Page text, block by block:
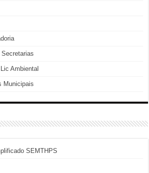
Ambiental
Municipais
SEMTHPS